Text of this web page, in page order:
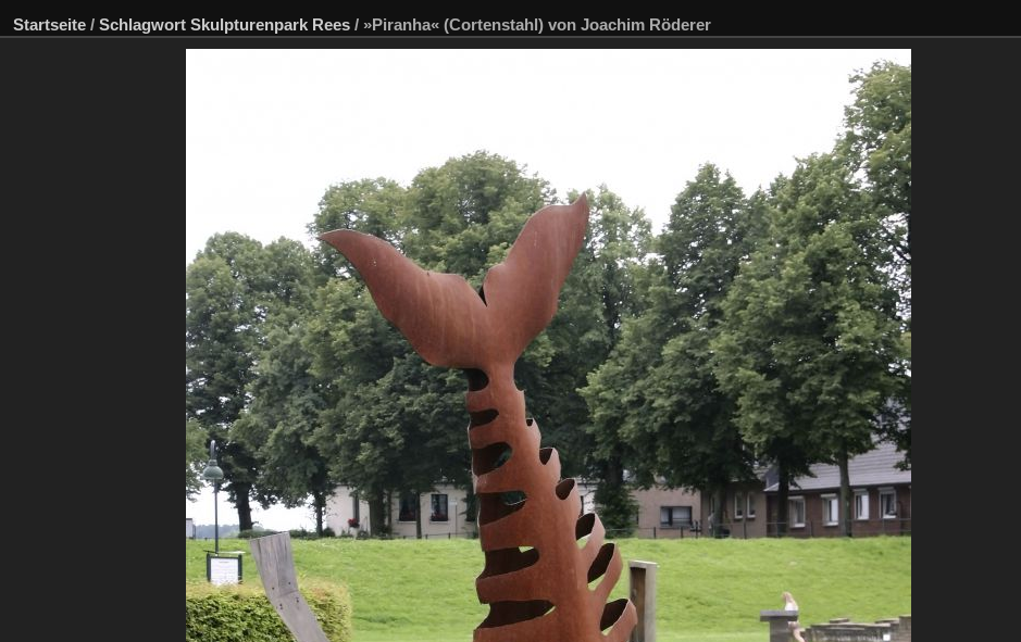
Startseite / Schlagwort Skulpturenpark Rees / »Piranha« (Cortenstahl) von Joachim Röderer